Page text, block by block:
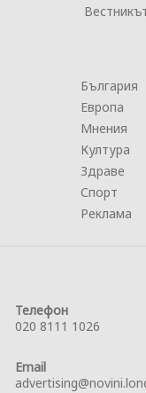
България
Европа
Мнения
Култура
Здраве
Спорт
Реклама
Телефон
020 8111 1026
Email